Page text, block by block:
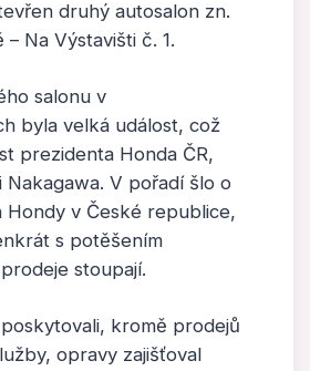
druhý autosalon zn.
– Na Výstavišti č. 1.
salonu v
byla velká událost, což
prezidenta Honda ČR,
Nakagawa. V pořadí šlo o
Hondy v České republice,
s potěšením
stoupají.
kromě prodejů
opravy zajišťoval